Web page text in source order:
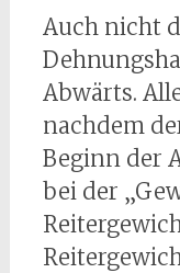
Auch nicht
Abwärts.
nachdem
Beginn der
bei der